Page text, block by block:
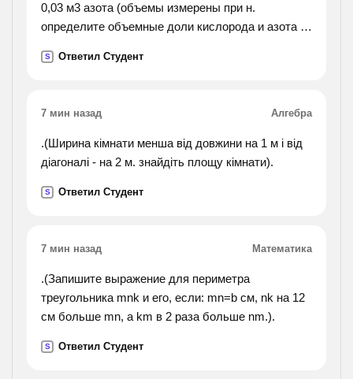
0,03 м3 азота (объемы измерены при н.
определите объемные доли кислорода и азота в
S Ответил Студент
7 мин назад Алгебра
.(Ширина кімнати менша від довжини на 1 м і від
діагоналі - на 2 м. знайдіть площу кімнати).
S Ответил Студент
7 мин назад Математика
.(Запишите выражение для периметра
треугольника mnk и его, если: mn=b см, nk на 12
см больше mn, а km в 2 раза больше nm.).
S Ответил Студент